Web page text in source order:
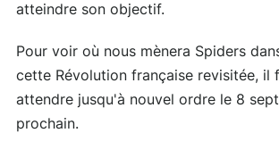
atteindre son objectif.
Pour voir où nous mènera Spiders
cette Révolution française revisitée, il
attendre jusqu'à nouvel ordre le 8
prochain.